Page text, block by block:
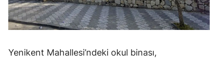
Yenikent Mahallesi’ndeki okul binası,